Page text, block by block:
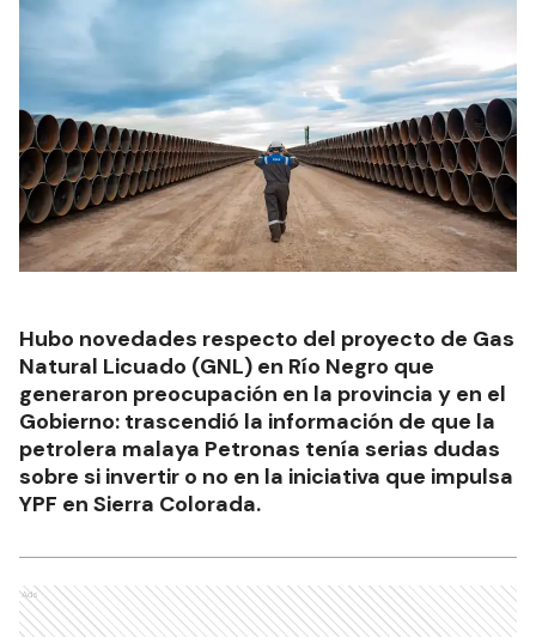
Hubo novedades respecto del proyecto de Gas
Natural Licuado (GNL) en Río Negro que
generaron preocupación en la provincia y en el
Gobierno: trascendió la información de que la
petrolera malaya Petronas tenía serias dudas
sobre si invertir o no en la iniciativa que impulsa
YPF en Sierra Colorada.
Ads